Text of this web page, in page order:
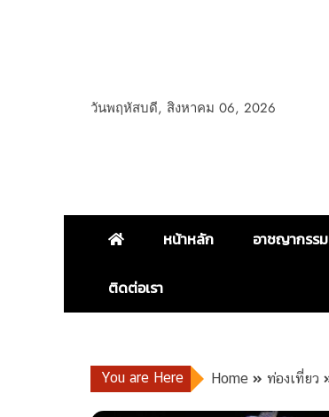
วันพฤหัสบดี, สิงหาคม 06, 2026
หน้าหลัก อาชญากรรม
ติดต่อเรา
You are Here Home ท่องเที่ยว